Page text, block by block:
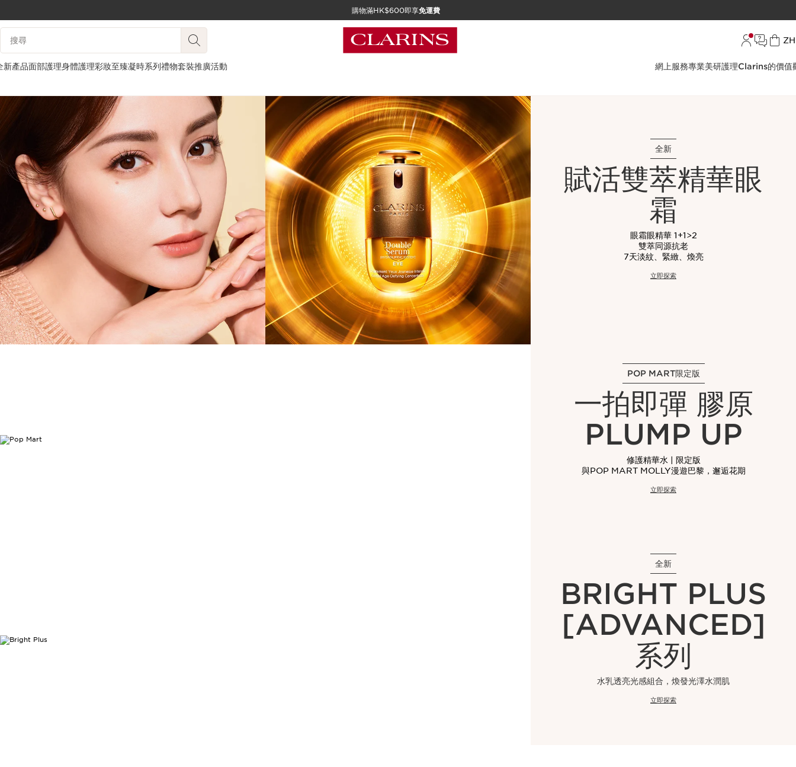
跳至內容
購物滿HK$600即享免運費
搜尋內容說明
語言
ZH
新產品面部護理身體護理彩妝至臻凝時系列禮物套裝推廣活動 網上服務專業美研護理Clarins的價值
全新
賦活雙萃精華眼
霜
眼霜眼精華 1+1>2
雙萃同源抗老
7天淡紋、緊緻、煥亮
立即探索
POP MART限定版
一拍即彈 膠原
PLUMP UP
修護精華水 | 限定版
與POP MART MOLLY漫遊巴黎，邂逅花期
立即探索
全新
BRIGHT PLUS
[ADVANCED]
系列
水乳透亮光感組合，煥發光澤水潤肌
立即探索